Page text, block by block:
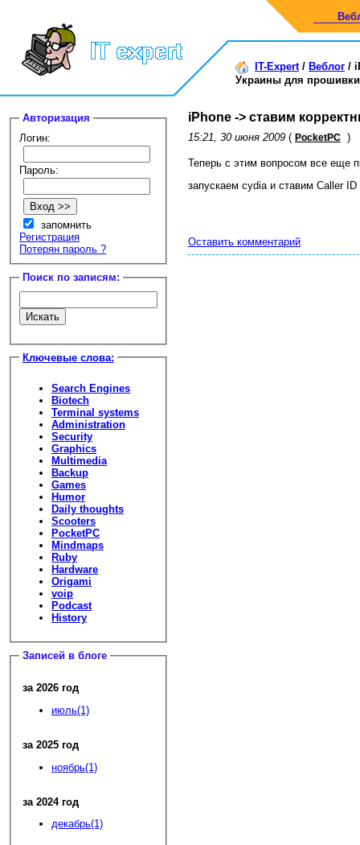
IT-Expert/ Веблог /
Украины для
Авторизация
Логин:
Пароль:
запомнить
Регистрация
Потерян пароль ?
Поиск по записям:
Ключевые слова:
Search Engines
Biotech
Terminal systems
Administration
Security
Graphics
Multimedia
Backup
Games
Humor
Daily thoughts
Scooters
PocketPC
Mindmaps
Ruby
Hardware
Origami
voip
Podcast
History
Записей в блоге
за 2026 год
июль(1)
за 2025 год
ноябрь(1)
за 2024 год
декабрь(1)
iPhone -> ставим
15:21, 30 июня 2009 ( PocketPC )
Теперь с этим вопросом все еще
запускаем cydia и ставим Caller
Оставить комментарий